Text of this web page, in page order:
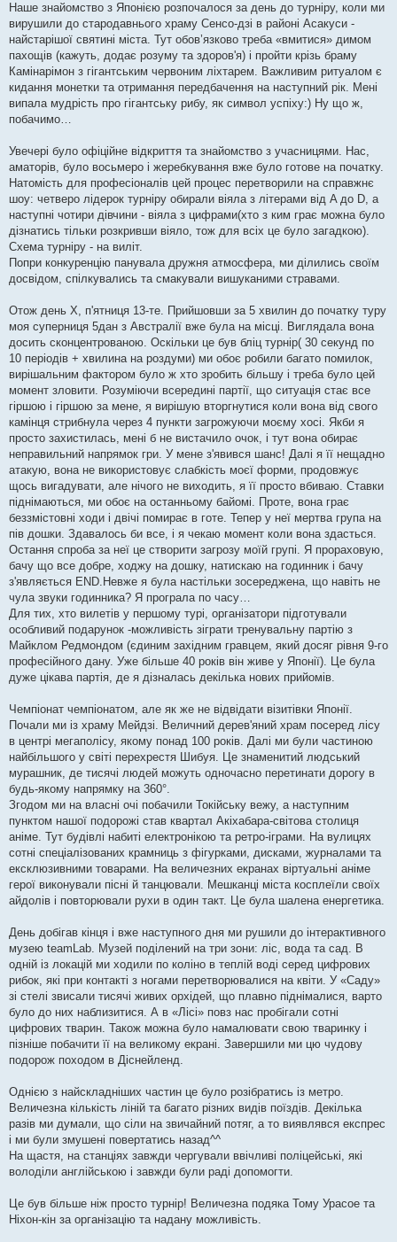
л
е
н
н
я
Наше знайомство з Японією розпочалося за день до турніру, коли ми
вирушили до стародавнього храму Сенсо-дзі в районі Асакуси -
найстарішої святині міста. Тут обов’язково треба «вмитися» димом
пахощів (кажуть, додає розуму та здоров'я) і пройти крізь браму
Камінарімон з гігантським червоним ліхтарем. Важливим ритуалом є
кидання монетки та отримання передбачення на наступний рік. Мені
випала мудрість про гігантську рибу, як символ успіху:) Ну що ж,
побачимо…
Увечері було офіційне відкриття та знайомство з учасницями. Нас,
аматорів, було восьмеро і жеребкування вже було готове на початку.
Натомість для професіоналів цей процес перетворили на справжнє
шоу: четверо лідерок турніру обирали віяла з літерами від A до D, а
наступні чотири дівчини - віяла з цифрами(хто з ким грає можна було
дізнатись тільки розкривши віяло, тож для всіх це було загадкою).
Схема турніру - на виліт.
Попри конкуренцію панувала дружня атмосфера, ми ділились своїм
досвідом, спілкувались та смакували вишуканими стравами.
Отож день Х, п'ятниця 13-те. Прийшовши за 5 хвилин до початку туру
моя суперниця 5дан з Австралії вже була на місці. Виглядала вона
досить сконцентрованою. Оскільки це був бліц турнір( 30 секунд по
10 періодів + хвилина на роздуми) ми обоє робили багато помилок,
вирішальним фактором було ж хто зробить більшу і треба було цей
момент зловити. Розуміючи всередині партії, що ситуація стає все
гіршою і гіршою за мене, я вирішую вторгнутися коли вона від свого
камінця стрибнула через 4 пункти загрожуючи моєму хосі. Якби я
просто захистилась, мені б не вистачило очок, і тут вона обирає
неправильний напрямок гри. У мене з'явився шанс! Далі я її нещадно
атакую, вона не використовує слабкість моєї форми, продовжує
щось вигадувати, але нічого не виходить, я її просто вбиваю. Ставки
піднімаються, ми обоє на останньому байомі. Проте, вона грає
беззмістовні ходи і двічі помирає в готе. Тепер у неї мертва група на
пів дошки. Здавалось би все, і я чекаю момент коли вона здасться.
Остання спроба за неї це створити загрозу моїй групі. Я прораховую,
бачу що все добре, ходжу на дошку, натискаю на годинник і бачу
з'являється END.Невже я була настільки зосереджена, що навіть не
чула звуки годинника? Я програла по часу…
Для тих, хто вилетів у першому турі, організатори підготували
особливий подарунок -можливість зіграти тренувальну партію з
Майклом Редмондом (єдиним західним гравцем, який досяг рівня 9-го
професійного дану. Уже більше 40 років він живе у Японії). Це була
дуже цікава партія, де я дізналась декілька нових прийомів.
Чемпіонат чемпіонатом, але як же не відвідати візитівки Японії.
Почали ми із храму Мейдзі. Величний дерев'яний храм посеред лісу
в центрі мегаполісу, якому понад 100 років. Далі ми були частиною
найбільшого у світі перехрестя Шибуя. Це знаменитий людський
мурашник, де тисячі людей можуть одночасно перетинати дорогу в
будь-якому напрямку на 360°.
Згодом ми на власні очі побачили Токійську вежу, а наступним
пунктом нашої подорожі став квартал Акіхабара-світова столиця
аніме. Тут будівлі набиті електронікою та ретро-іграми. На вулицях
сотні спеціалізованих крамниць з фігурками, дисками, журналами та
ексклюзивними товарами. На величезних екранах віртуальні аніме
герої виконували пісні й танцювали. Мешканці міста косплеїли своїх
айдолів і повторювали рухи в один такт. Це була шалена енергетика.
День добігав кінця і вже наступного дня ми рушили до інтерактивного
музею teamLab. Музей поділений на три зони: ліс, вода та сад. В
одній із локацій ми ходили по коліно в теплій воді серед цифрових
рибок, які при контакті з ногами перетворювалися на квіти. У «Саду»
зі стелі звисали тисячі живих орхідей, що плавно піднімалися, варто
було до них наблизитися. А в «Лісі» повз нас пробігали сотні
цифрових тварин. Також можна було намалювати свою тваринку і
пізніше побачити її на великому екрані. Завершили ми цю чудову
подорож походом в Діснейленд.
Однією з найскладніших частин це було розібратись із метро.
Величезна кількість ліній та багато різних видів поїздів. Декілька
разів ми думали, що сіли на звичайний потяг, а то виявлявся експрес
і ми були змушені повертатись назад^^
На щастя, на станціях завжди чергували ввічливі поліцейські, які
володіли англійською і завжди були раді допомогти.
Це був більше ніж просто турнір! Величезна подяка Тому Урасое та
Ніхон-кін за організацію та надану можливість.